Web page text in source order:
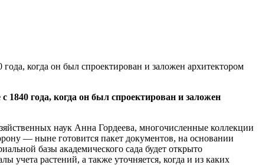
когда он был спроектирован и заложен архитектором
года, когда он был спроектирован и заложен
наук Анна Гордеева, многочисленные коллекции
— ныне готовится пакет документов, на основании
базы академического сада будет открыто
растений, а также уточняется, когда и из каких